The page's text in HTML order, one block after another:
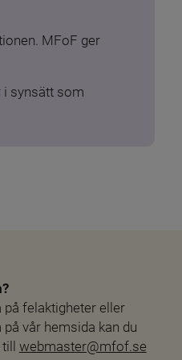
MFoF ger
i synsätt som
på felaktigheter eller
vår hemsida kan du
webmaster@mfof.se